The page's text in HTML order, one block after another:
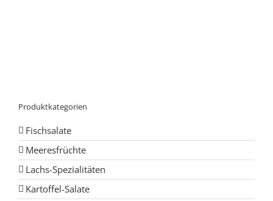
Produktkategorien
Fischsalate
Meeresfrüchte
Lachs-Spezialitäten
Kartoffel-Salate